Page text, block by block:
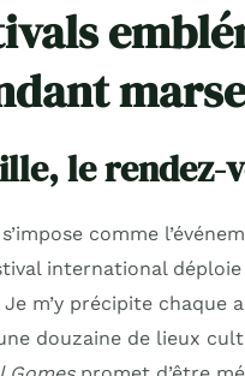
le
comme
international
m’y précipite
douzaine de lieux